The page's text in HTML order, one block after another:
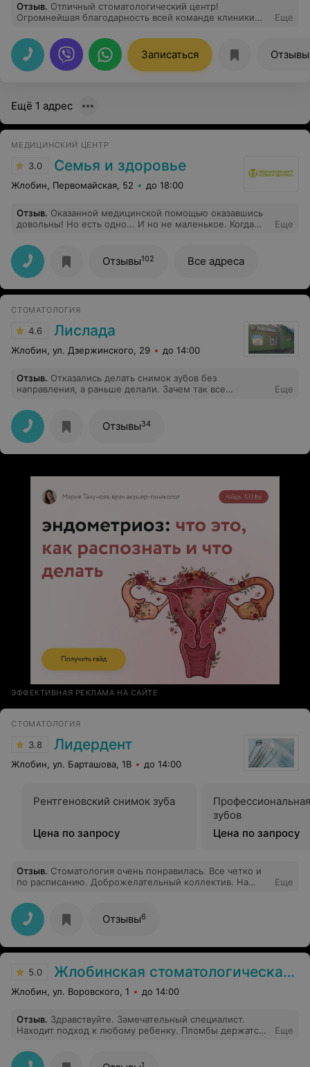
Отзыв. Отличный стоматологический центр!
Огромнейшая благодарность всей команде клиники
со стороны всего персонала. Отличная организация.
Огромная благодарность Бычкову Ивану Ивановичу,
Маханько Павлу Александровичу. Отличная работа!
Особенно хочется поблагодарить Киреева Владислава
уровне. Всему коллективу клиники удачи и успехов!
Еще
Записаться Отзывы
Ещё 1 адрес
МЕДИЦИНСКИЙ ЦЕНТР
3.0 Семья и здоровье
Жлобин, Первомайская, 52 до 18:00
Отзыв. Оказанной медицинской помощью оказавшись
довольны! Но есть одно... И но не маленькое. Когда
копейками, и сказали, что как раз в этом месяце на
фгдс скидка 10%. В итоге заплатили 63 р, т.к. брали
дополнительные анализы, по которые ни слова не
были сказано про телефону. И перед нами женщина
оплачивала, и у неё была такая же ситуация: по
Рекомендую уточнять окончательную сумму, хотя о
дополнительных услугах должна предупреждать
администратор. Интересно, если бы у нас на оказалось
нужной суммы, а мы иногородние, как бы
разрешилась ситуация тогда?!
Еще
Отзывы102 Все адреса
СТОМАТОЛОГИЯ
4.6 Лислада
Жлобин, ул. Дзержинского, 29 до 14:00
Отзыв. Отказались делать снимок зубов без
направления, а раньше делали. Зачем так все
Еще
Отзывы34
ЭФФЕКТИВНАЯ РЕКЛАМА НА САЙТЕ
СТОМАТОЛОГИЯ
3.8 Лидердент
Жлобин, ул. Барташова, 1В до 14:00
Рентгеновский снимок зуба
Цена по запросу
зубов
Цена по запросу
Отзыв. Стоматология очень понравилась. Все четко и
по расписанию. Доброжелательный коллектив. На
пришлось. Доктор Алексейчук В.А.сделал
невозможное. Все отказались от моего зуба а он
профессионально его спас. Действительно человек
мастер своего дела. На все интересующие вопросы
ответил. Все понятно. Спасибо!
Еще
Отзывы6
5.0 Жлобинская стоматологическая поликлиника
Жлобин, ул. Воровского, 1 до 14:00
Отзыв. Здравствуйте. Замечательный специалист.
Находит подход к любому ребенку. Пломбы держатся
лечить зубки. Всегда подскажет и посоветует. Мы
очень довольны, что встретили такого врача.
Еще
1